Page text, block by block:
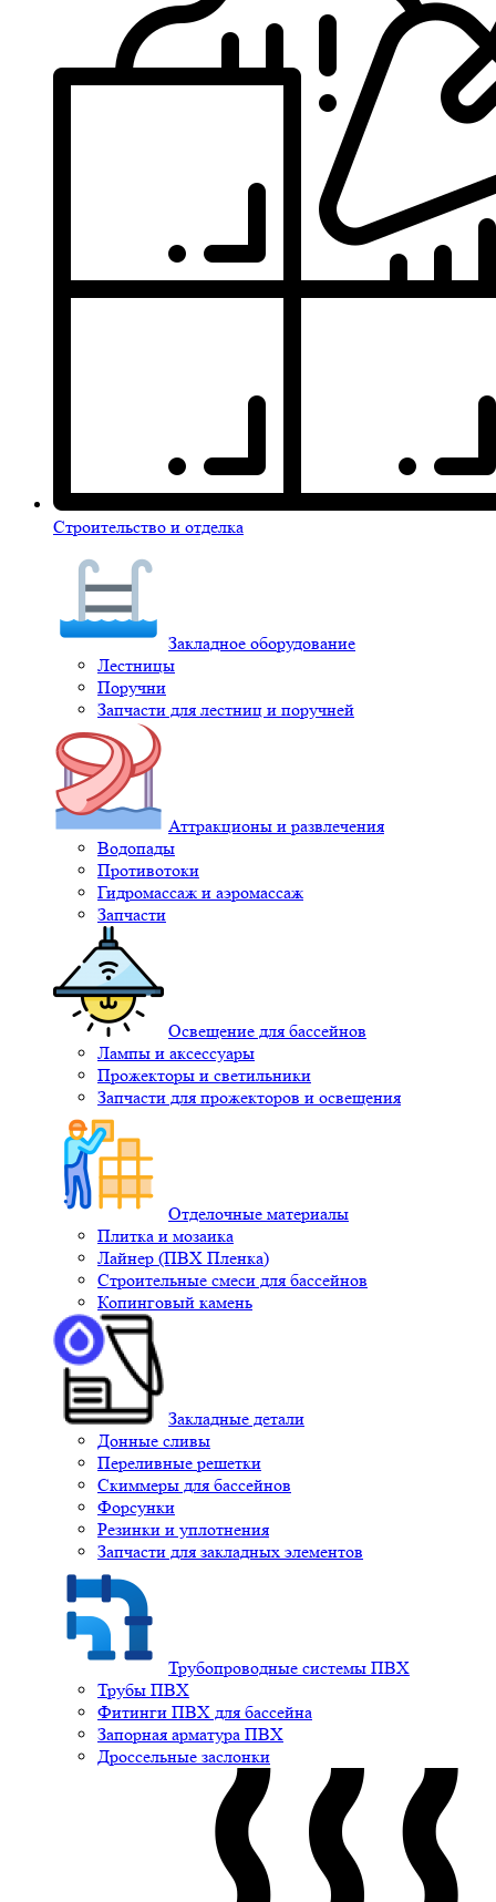
Строительство и отделка
Закладное оборудование
Лестницы
Поручни
Запчасти для лестниц и поручней
Аттракционы и развлечения
Водопады
Противотоки
Гидромассаж и аэромассаж
Запчасти
Освещение для бассейнов
Лампы и аксессуары
Прожекторы и светильники
Запчасти для прожекторов и освещения
Отделочные материалы
Плитка и мозаика
Лайнер (ПВХ Пленка)
Строительные смеси для бассейнов
Копинговый камень
Закладные детали
Донные сливы
Переливные решетки
Скиммеры для бассейнов
Форсунки
Резинки и уплотнения
Запчасти для закладных элементов
Трубопроводные системы ПВХ
Трубы ПВХ
Фитинги ПВХ для бассейна
Запорная арматура ПВХ
Дроссельные заслонки